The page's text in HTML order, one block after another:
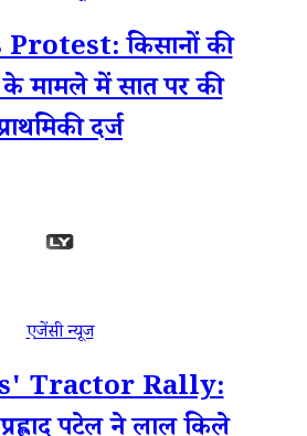
किसानों की
के मामले में सात पर की
दर्ज
एजेंसी न्यूज
Tractor Rally: